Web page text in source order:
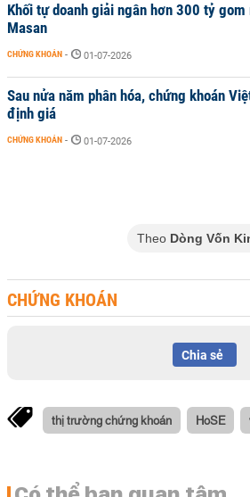
Khối tự doanh giải ngân hơn 300 tỷ gom
Masan
CHỨNG KHOÁN - 01-07-2026
Sau nửa năm phân hóa, chứng khoán
định giá
CHỨNG KHOÁN - 01-07-2026
Theo Dòng Vốn
CHỨNG KHOÁN
Chia sẻ
thị trường chứng khoán HoSE